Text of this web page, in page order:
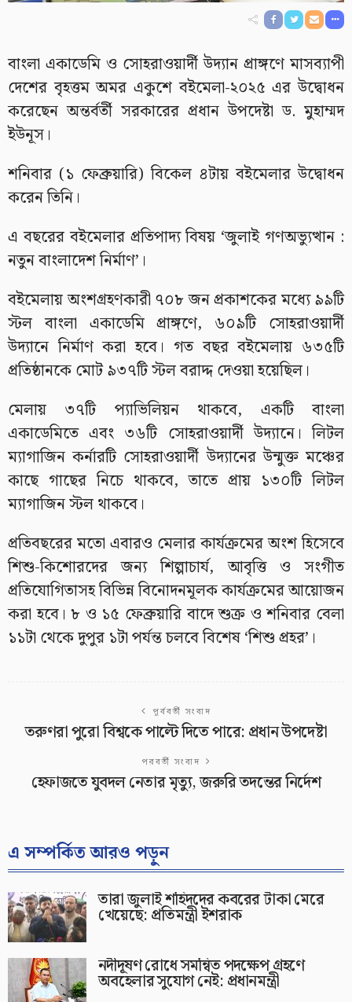
বাংলা একাডেমি ও সোহরাওয়ার্দী উদ্যান প্রাঙ্গণে মাসব্যাপী
দেশের বৃহত্তম অমর একুশে বইমেলা-২০২৫ এর উদ্বোধন
করেছেন অন্তর্বর্তী সরকারের প্রধান উপদেষ্টা ড. মুহাম্মদ
ইউনূস।
শনিবার (১ ফেব্রুয়ারি) বিকেল ৪টায় বইমেলার উদ্বোধন
করেন তিনি।
এ বছরের বইমেলার প্রতিপাদ্য বিষয় ‘জুলাই গণঅভ্যুত্থান :
নতুন বাংলাদেশ নির্মাণ’।
বইমেলায় অংশগ্রহণকারী ৭০৮ জন প্রকাশকের মধ্যে ৯৯টি
স্টল বাংলা একাডেমি প্রাঙ্গণে, ৬০৯টি সোহরাওয়ার্দী
উদ্যানে নির্মাণ করা হবে। গত বছর বইমেলায় ৬৩৫টি
প্রতিষ্ঠানকে মোট ৯৩৭টি স্টল বরাদ্দ দেওয়া হয়েছিল।
মেলায় ৩৭টি প্যাভিলিয়ন থাকবে, একটি বাংলা
একাডেমিতে এবং ৩৬টি সোহরাওয়ার্দী উদ্যানে। লিটল
ম্যাগাজিন কর্নারটি সোহরাওয়ার্দী উদ্যানের উন্মুক্ত মঞ্চের
কাছে গাছের নিচে থাকবে, তাতে প্রায় ১৩০টি লিটল
ম্যাগাজিন স্টল থাকবে।
প্রতিবছরের মতো এবারও মেলার কার্যক্রমের অংশ হিসেবে
শিশু-কিশোরদের জন্য শিল্পাচার্য, আবৃত্তি ও সংগীত
প্রতিযোগিতাসহ বিভিন্ন বিনোদনমূলক কার্যক্রমের আয়োজন
করা হবে। ৮ ও ১৫ ফেব্রুয়ারি বাদে শুক্র ও শনিবার বেলা
১১টা থেকে দুপুর ১টা পর্যন্ত চলবে বিশেষ ‘শিশু প্রহর’।
পূর্ববর্তী সংবাদ
তরুণরা পুরো বিশ্বকে পাল্টে দিতে পারে: প্রধান উপদেষ্টা
পরবর্তী সংবাদ
হেফাজতে যুবদল নেতার মৃত্যু, জরুরি তদন্তের নির্দেশ
এ সম্পর্কিত আরও পড়ুন
তারা জুলাই শহিদদের কবরের টাকা মেরে
খেয়েছে: প্রতিমন্ত্রী ইশরাক
নদীদূষণ রোধে সমন্বিত পদক্ষেপ গ্রহণে
অবহেলার সুযোগ নেই: প্রধানমন্ত্রী